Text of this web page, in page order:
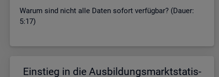
Warum sind nicht alle Daten so­fort ver­füg­bar? (Dauer:
5:17)
Ein­stieg in die Aus­bil­dungs­markt­sta­tis­